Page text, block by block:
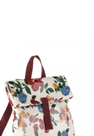
tal como lancheiras e